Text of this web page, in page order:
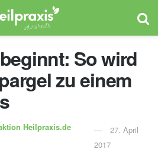
So wird
zu einem
Heilpraxis.de
27. April
2017